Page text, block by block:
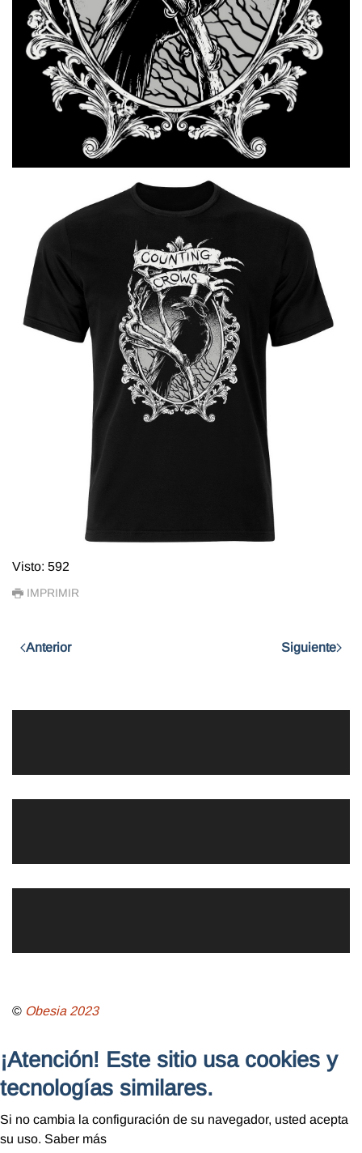
Visto: 592
IMPRIMIR
Anterior Siguiente
© Obesia2023
¡Atención! Este sitio usa cookies y
tecnologías similares.
Si no cambia la configuración de su navegador, usted acepta
su uso. Saber más